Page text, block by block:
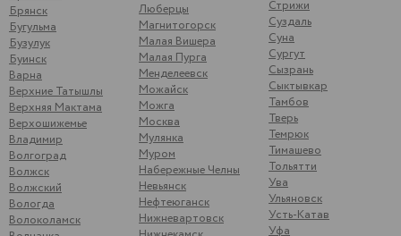
Брянск
Бугульма
Бузулук
Буинск
Варна
Верхние Татышлы
Верхняя Мактама
Верхошижемье
Владимир
Волгоград
Волжск
Волжский
Вологда
Волоколамск
Люберцы
Магнитогорск
Малая Вишера
Малая Пурга
Менделеевск
Можайск
Можга
Москва
Мулянка
Муром
Набережные Челны
Невьянск
Нефтеюганск
Нижневартовск
Стрижи
Суздаль
Суна
Сургут
Сызрань
Сыктывкар
Тамбов
Тверь
Темрюк
Тимашево
Тольятти
Ува
Ульяновск
Усть-Катав
Уфа